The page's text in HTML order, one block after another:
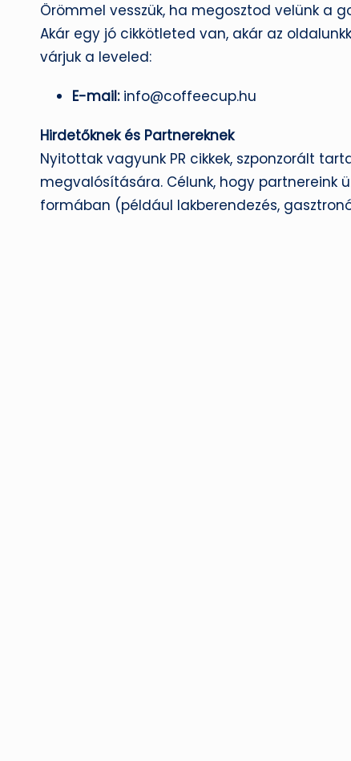
Örömmel vesszük, ha megosztod velünk a
Akár egy jó cikkötleted van, akár az
várjuk a leveled:
E-mail:info@coffeecup.hu
Hirdetőknek és Partnereknek
Nyitottak vagyunk PR cikkek, szponzorált
megvalósítására. Célunk, hogy partnereink
formában (például lakberendezés,